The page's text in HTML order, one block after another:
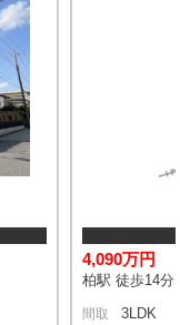
4,090万円
柏駅 徒歩14分
間取 3LDK